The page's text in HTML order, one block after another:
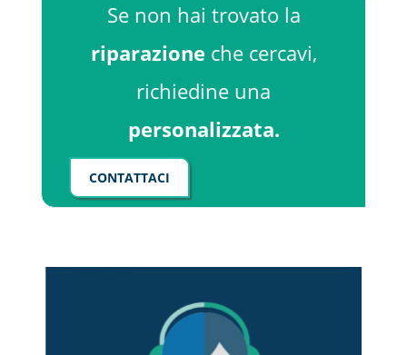
Se non hai trovato la
riparazione che cercavi,
richiedine una
personalizzata.
CONTATTACI